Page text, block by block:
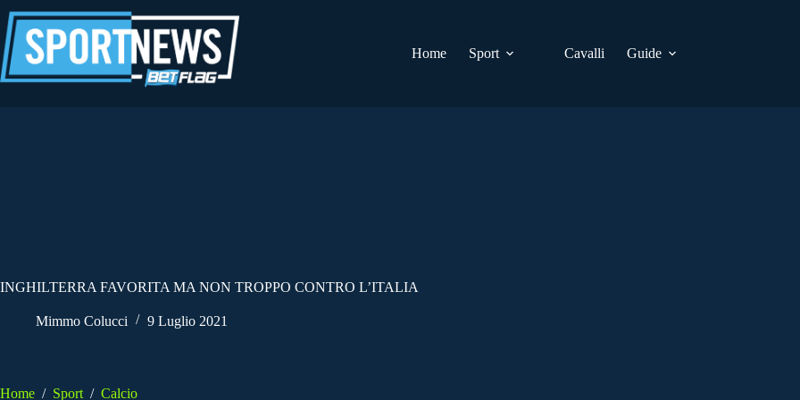
al
contenuto
Home
Sport Cavalli Guide
INGHILTERRA FAVORITA MA NON TROPPO CONTRO L’ITALIA
Mimmo Colucci 9 Luglio 2021
Home / Sport / Calcio